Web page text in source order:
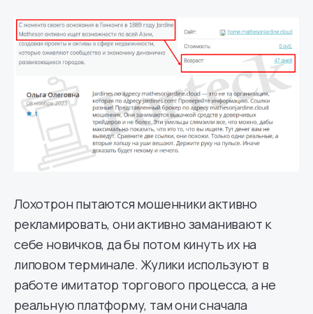
Лохотрон пытаются мошенники активно
рекламировать, они активно заманивают к
себе новичков, да бы потом кинуть их на
липовом терминале. Жулики используют в
работе имитатор торгового процесса, а не
реальную платформу, там они сначала